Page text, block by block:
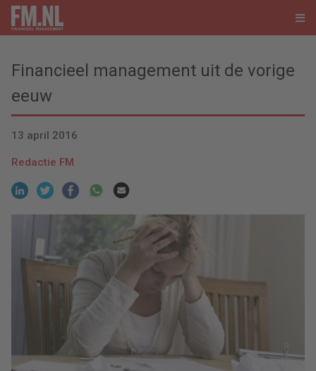
Financieel management uit de vorige
eeuw
13 april 2016
Redactie FM